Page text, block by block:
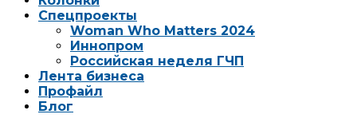
Спецпроекты
Woman Who Matters 2024
Иннопром
Российская неделя ГЧП
Лента бизнеса
Профайл
Блог